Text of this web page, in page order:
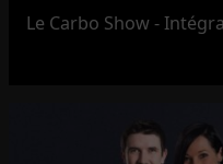
Le Carbo Show -